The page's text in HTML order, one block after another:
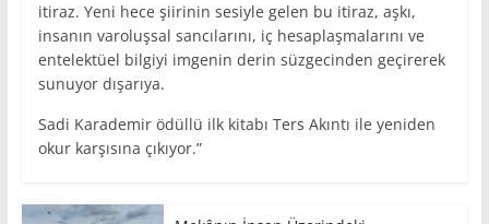
itiraz. Yeni hece şiirinin sesiyle gelen bu itiraz, aşkı,
insanın varoluşsal sancılarını, iç hesaplaşmalarını ve
entelektüel bilgiyi imgenin derin süzgecinden geçirerek
sunuyor dışarıya.
Sadi Karademir ödüllü ilk kitabı Ters Akıntı ile yeniden
okur karşısına çıkıyor.”